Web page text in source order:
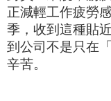
正減輕工作疲勞
季，收到這種貼
到公司不是只在
辛苦。